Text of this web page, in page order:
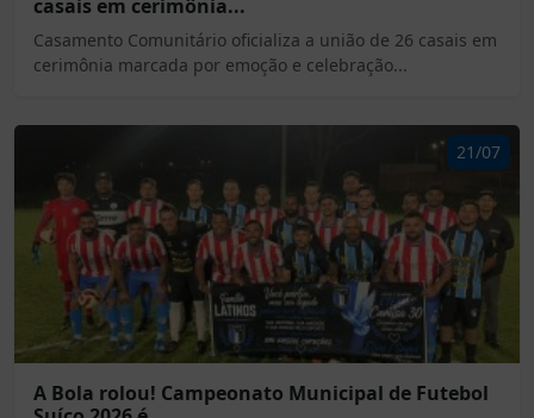
casais em cerimônia...
Casamento Comunitário oficializa a união de 26 casais em
cerimônia marcada por emoção e celebração...
21/07
A Bola rolou! Campeonato Municipal de Futebol